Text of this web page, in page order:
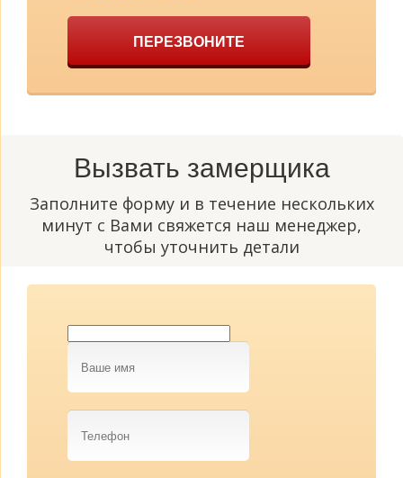
ПЕРЕЗВОНИТЕ
Вызвать замерщика
Заполните форму и в течение нескольких
минут с Вами свяжется наш менеджер,
чтобы уточнить детали
Ваше
имя
Телефон